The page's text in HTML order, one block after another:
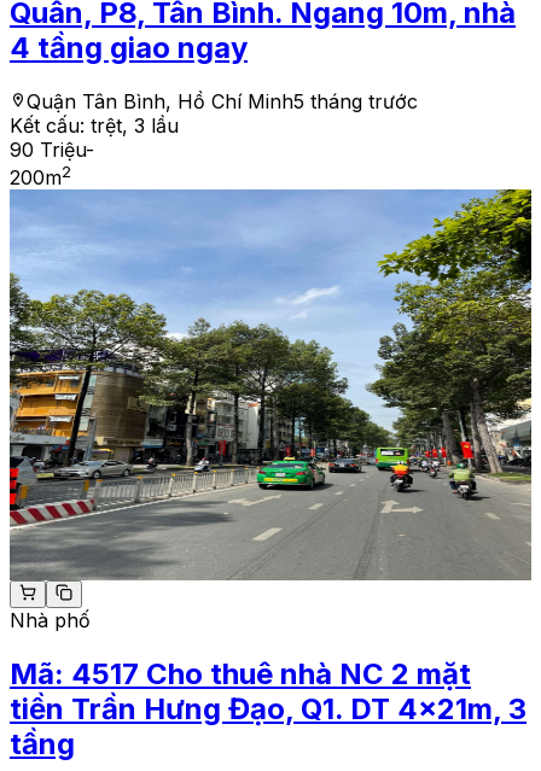
Quân, P8, Tân Bình. Ngang 10m, nhà
4 tầng giao ngay
Quận Tân Bình, Hồ Chí Minh5 tháng trước
Kết cấu: trệt, 3 lầu
90 Triệu-
200m2
Nhà phố
Mã: 4517 Cho thuê nhà NC 2 mặt
tiền Trần Hưng Đạo, Q1. DT 4x21m, 3
tầng